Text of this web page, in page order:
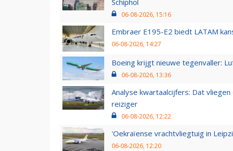
06-08-2026, 15:16
Embraer E195-E2 biedt LATAM
06-08-2026, 14:27
Boeing krijgt nieuwe tegenvaller:
06-08-2026, 13:36
Analyse kwartaalcijfers: Dat
reiziger
06-08-2026, 12:22
'Oekraïense vrachtvliegtuig in
06-08-2026, 12:20